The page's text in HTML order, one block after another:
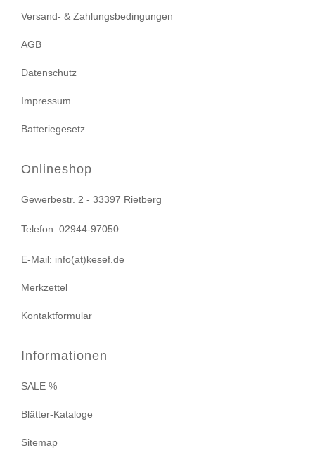
Versand- & Zahlungsbedingungen
AGB
Datenschutz
Impressum
Batteriegesetz
Onlineshop
Gewerbestr. 2 - 33397 Rietberg
Telefon: 02944-97050
E-Mail: info(at)kesef.de
Merkzettel
Kontaktformular
Informationen
SALE %
Blätter-Kataloge
Sitemap